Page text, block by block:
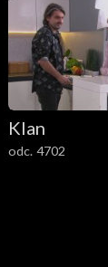
Klan
odc. 4702